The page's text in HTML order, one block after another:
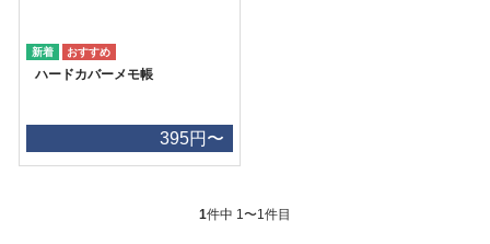
ハードカバーメモ帳
395円〜
1件中 1〜1件目